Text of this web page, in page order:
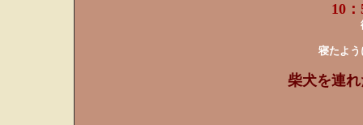
10
寝たよう
柴犬を連